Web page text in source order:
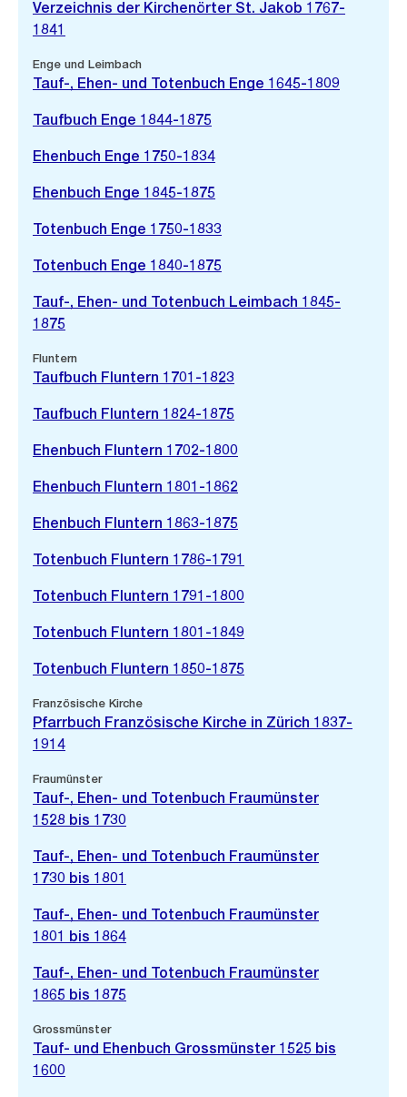
Verzeichnis der Kirchenörter St. Jakob 1767-
1841
Enge und Leimbach
Tauf-, Ehen- und Totenbuch Enge 1645-1809
Taufbuch Enge 1844-1875
Ehenbuch Enge 1750-1834
Ehenbuch Enge 1845-1875
Totenbuch Enge 1750-1833
Totenbuch Enge 1840-1875
Tauf-, Ehen- und Totenbuch Leimbach 1845-
1875
Fluntern
Taufbuch Fluntern 1701-1823
Taufbuch Fluntern 1824-1875
Ehenbuch Fluntern 1702-1800
Ehenbuch Fluntern 1801-1862
Ehenbuch Fluntern 1863-1875
Totenbuch Fluntern 1786-1791
Totenbuch Fluntern 1791-1800
Totenbuch Fluntern 1801-1849
Totenbuch Fluntern 1850-1875
Französische Kirche
Pfarrbuch Französische Kirche in Zürich 1837-
1914
Fraumünster
Tauf-, Ehen- und Totenbuch Fraumünster
1528 bis 1730
Tauf-, Ehen- und Totenbuch Fraumünster
1730 bis 1801
Tauf-, Ehen- und Totenbuch Fraumünster
1801 bis 1864
Tauf-, Ehen- und Totenbuch Fraumünster
1865 bis 1875
Grossmünster
Tauf- und Ehenbuch Grossmünster 1525 bis
1600